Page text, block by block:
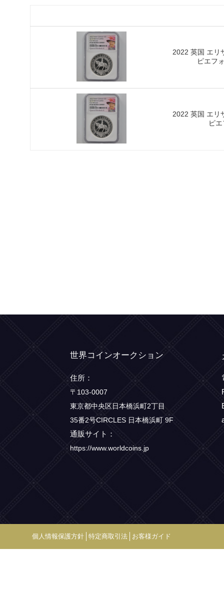
世界コインオークション
住所：
〒103-0007
東京都中央区日本橋浜町2丁目
35番2号CIRCLES 日本橋浜町 9F
通販サイト：
https://www.worldcoins.jp
個人情報保護方針 特定商取引法 お客様ガイド